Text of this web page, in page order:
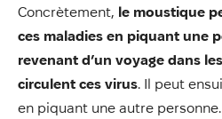
Concrètement, le moustique
ces maladies en piquant une
revenant d’un voyage dans
circulent ces virus. Il peut
en piquant une autre personne.